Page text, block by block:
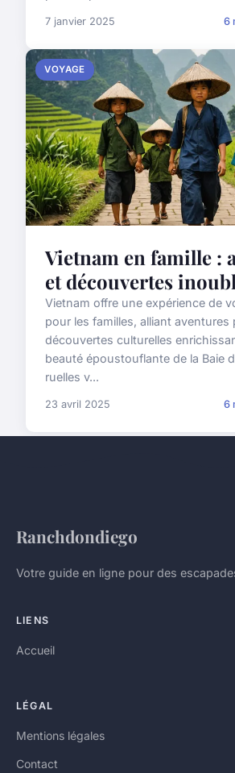
7 janvier 2025 6
VOYAGE
Vietnam en famille :
et découvertes
Vietnam offre une expérience de
pour les familles, alliant aventures
découvertes culturelles
beauté époustouflante de la Baie
ruelles v...
23 avril 2025 6
Ranchdondiego
Votre guide en ligne pour des
LIENS
Accueil
LÉGAL
Mentions légales
Contact